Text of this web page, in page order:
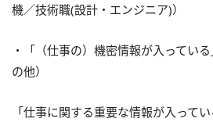
機／技術職(設計・エンジニア)）
・「（仕事の）機密情報が入ってい
の他）
「仕事に関する重要な情報が入って